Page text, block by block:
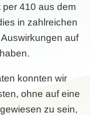
per 410 aus dem
in zahlreichen
auf
konnten wir
ohne auf eine
zu sein,